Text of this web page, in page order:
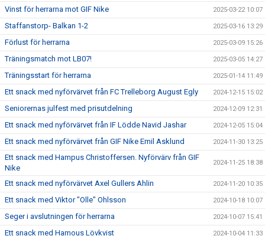
Vinst för herrarna mot GIF Nike 2025-03-22 10:07
Staffanstorp- Balkan 1-2 2025-03-16 13:29
Förlust för herrarna 2025-03-09 15:26
Träningsmatch mot LB07! 2025-03-05 14:27
Träningsstart för herrarna 2025-01-14 11:49
Ett snack med nyförvärvet från FC Trelleborg August Egly 2024-12-15 15:02
Seniorernas julfest med prisutdelning 2024-12-09 12:31
Ett snack med nyförvärvet från IF Lödde Navid Jashar 2024-12-05 15:04
Ett snack med nyförvärvet från GIF Nike Emil Asklund 2024-11-30 13:25
Ett snack med Hampus Christoffersen. Nyförvärv från GIF
Nike
2024-11-25 18:38
Ett snack med nyförvärvet Axel Gullers Ahlin 2024-11-20 10:35
Ett snack med Viktor "Olle" Ohlsson 2024-10-18 10:07
Seger i avslutningen för herrarna 2024-10-07 15:41
Ett snack med Hamous Lövkvist 2024-10-04 11:33